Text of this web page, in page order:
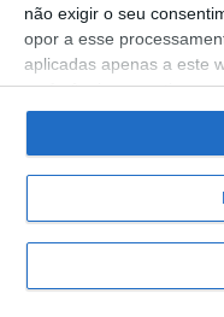
não exigir o seu
opor a esse
aplicadas apenas a este
preferências ou retirar
voltando a este site e
© Rádio Portalegre